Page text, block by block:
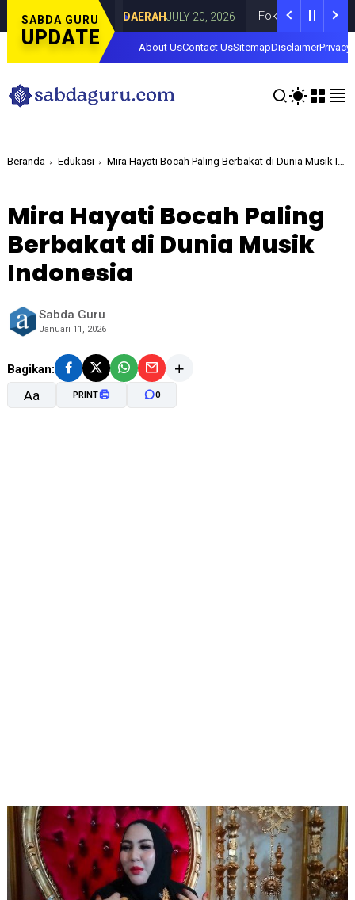
SABDA GURU
UPDATE
DAERAH JULY 20, 2026 Fokus pada Tantangan
About UsContact UsSitemapDisclaimerPrivacy
Beranda Edukasi Mira Hayati Bocah Paling Berbakat di Dunia Musik Indonesia
Mira Hayati Bocah Paling
Berbakat di Dunia Musik
Indonesia
Sabda Guru
Januari 11, 2026
Bagikan:
Aa PRINT 0